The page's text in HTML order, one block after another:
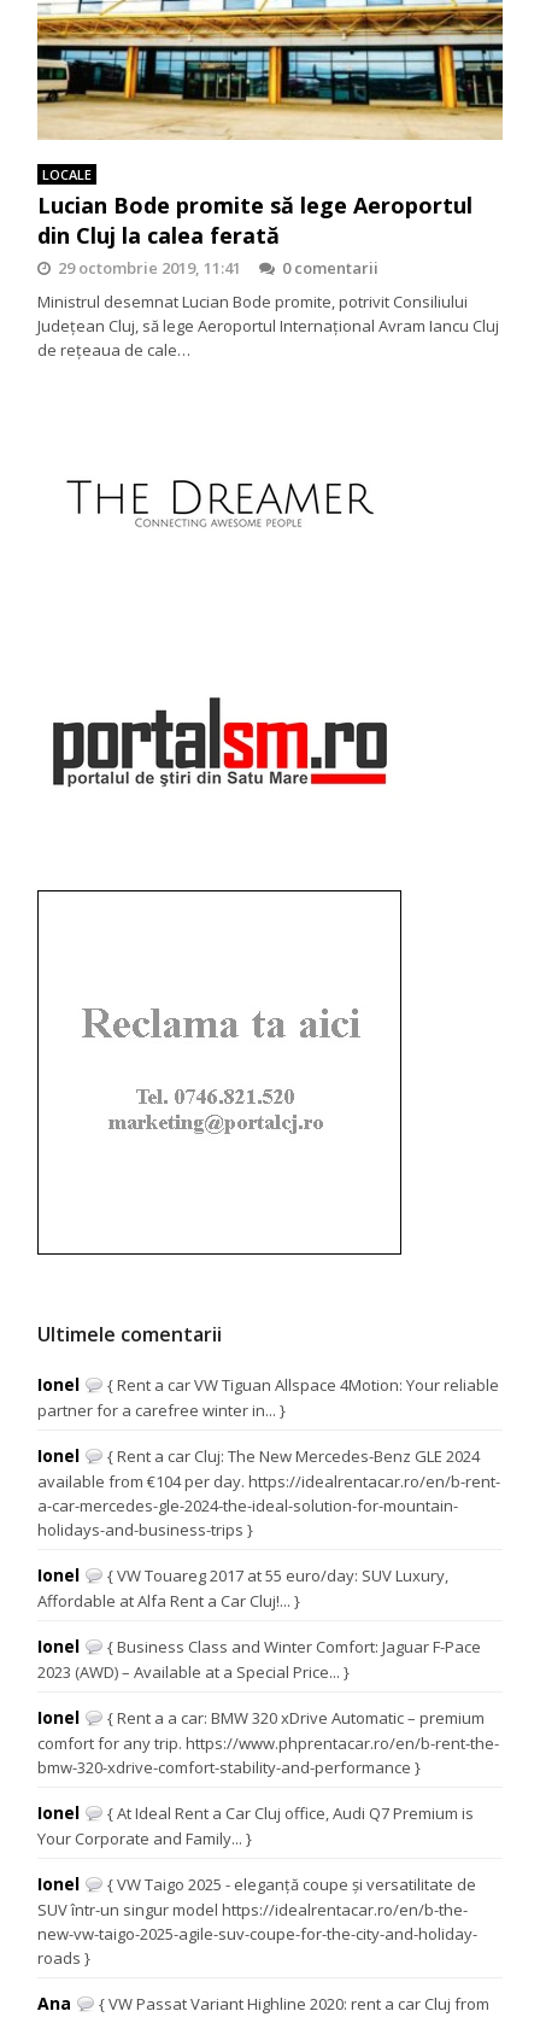
LOCALE
Lucian Bode promite să lege Aeroportul
din Cluj la calea ferată
29 octombrie 2019, 11:41
0 comentarii
Ministrul desemnat Lucian Bode promite, potrivit Consiliului
Judeţean Cluj, să lege Aeroportul Internaţional Avram Iancu Cluj
de reţeaua de cale…
Ultimele comentarii
Ionel
{ Rent a car VW Tiguan Allspace 4Motion: Your reliable
partner for a carefree winter in... }
Ionel
{ Rent a car Cluj: The New Mercedes-Benz GLE 2024
available from €104 per day. https://idealrentacar.ro/en/b-rent-
a-car-mercedes-gle-2024-the-ideal-solution-for-mountain-
holidays-and-business-trips }
Ionel
{ VW Touareg 2017 at 55 euro/day: SUV Luxury,
Affordable at Alfa Rent a Car Cluj!... }
Ionel
{ Business Class and Winter Comfort: Jaguar F-Pace
2023 (AWD) – Available at a Special Price... }
Ionel
{ Rent a a car: BMW 320 xDrive Automatic – premium
comfort for any trip. https://www.phprentacar.ro/en/b-rent-the-
bmw-320-xdrive-comfort-stability-and-performance }
Ionel
{ At Ideal Rent a Car Cluj office, Audi Q7 Premium is
Your Corporate and Family... }
Ionel
{ VW Taigo 2025 - eleganță coupe și versatilitate de
SUV într-un singur model https://idealrentacar.ro/en/b-the-
new-vw-taigo-2025-agile-suv-coupe-for-the-city-and-holiday-
roads }
Ana
{ VW Passat Variant Highline 2020: rent a car Cluj from